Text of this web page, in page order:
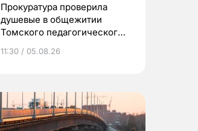
Прокуратура проверила
душевые в общежитии
Томского педагогического
11:30 / 05.08.26